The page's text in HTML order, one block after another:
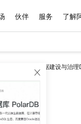
伙伴 服务 了解
智能数据建设与治
务
域名与网站
对象存储 OSS
多领域专家智能体,一键组建 AI 虚拟交付团队
睿译宝，AI翻译
GLM-5.2：长任
先购
AI 特惠
智启 AI 普惠权益
阿里云 OPC 创新
至高百万元 Token
价格计算器
自助选配和估算
价格优势
推动算力普惠，释
数据与 API
数据集
身份实名认证
成为产品伙伴
产品生态集成认
产品生态伙伴工作
企业增值服务
企业支持计划
企业增值服务台
最佳实践
云上春晚
云栖战略参考